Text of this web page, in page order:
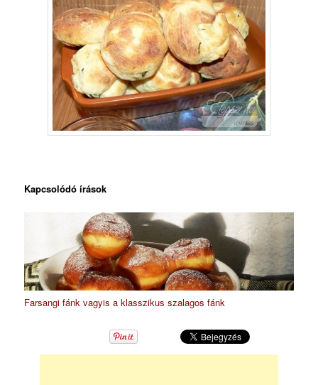
Kapcsolódó írások
Farsangi fánk vagyis a klasszikus szalagos fánk